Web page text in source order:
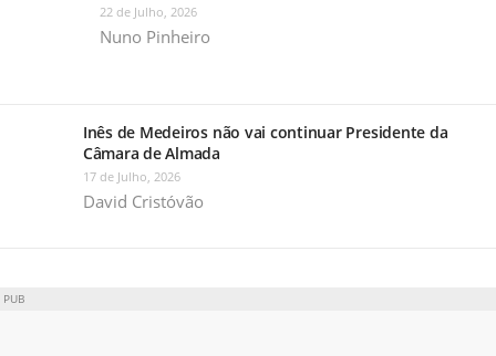
22 de Julho, 2026
Nuno Pinheiro
Inês de Medeiros não vai continuar Presidente da
Câmara de Almada
17 de Julho, 2026
David Cristóvão
PUB